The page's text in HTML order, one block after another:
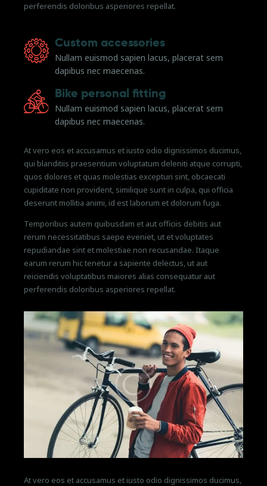
perferendis doloribus asperiores repellat.
Custom accessories
Nullam euismod sapien lacus, placerat sem
dapibus nec maecenas.
Bike personal fitting
Nullam euismod sapien lacus, placerat sem
dapibus nec maecenas.
At vero eos et accusamus et iusto odio dignissimos ducimus,
qui blanditiis praesentium voluptatum deleniti atque corrupti,
quos dolores et quas molestias excepturi sint, obcaecati
cupiditate non provident, similique sunt in culpa, qui officia
deserunt mollitia animi, id est laborum et dolorum fuga.
Temporibus autem quibusdam et aut officiis debitis aut
rerum necessitatibus saepe eveniet, ut et voluptates
repudiandae sint et molestiae non recusandae. Itaque
earum rerum hic tenetur a sapiente delectus, ut aut
reiciendis voluptatibus maiores alias consequatur aut
perferendis doloribus asperiores repellat.
At vero eos et accusamus et iusto odio dignissimos ducimus,